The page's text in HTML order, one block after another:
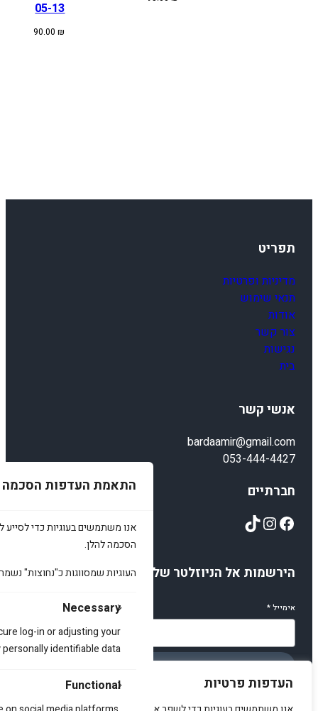
העדפות פרטיות
התאמת העדפות הסכמה
אנו משתמשים בעוגיות כדי לסייע
הסכמה להלן.
העוגיות שמסווגות כ"נחוצות"
Necessary
log-in or adjusting your
identifiable data.
Functional
05-13
90.00₪
תפריט
מדיניות ופרטיות
תנאי שימוש
אודות
צור קשר
נגישות
בית
אנשי קשר
bardaamir@gmail.com
053-444-4427
חברתיים
Facebook
Instagram
TikTok
הירשמות אל הניוזלטר שלנו
אימייל*